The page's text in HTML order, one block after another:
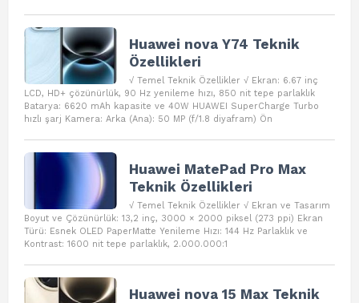
Huawei nova Y74 Teknik
Özellikleri
√ Temel Teknik Özellikler √ Ekran: 6.67 inç
LCD, HD+ çözünürlük, 90 Hz yenileme hızı, 850 nit tepe parlaklık
Batarya: 6620 mAh kapasite ve 40W HUAWEI SuperCharge Turbo
hızlı şarj Kamera: Arka (Ana): 50 MP (f/1.8 diyafram) Ön
Huawei MatePad Pro Max
Teknik Özellikleri
√ Temel Teknik Özellikler √ Ekran ve Tasarım
Boyut ve Çözünürlük: 13,2 inç, 3000 × 2000 piksel (273 ppi) Ekran
Türü: Esnek OLED PaperMatte Yenileme Hızı: 144 Hz Parlaklık ve
Kontrast: 1600 nit tepe parlaklık, 2.000.000:1
Huawei nova 15 Max Teknik